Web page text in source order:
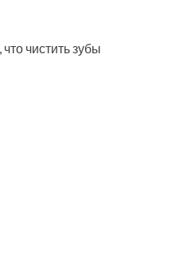
чистить зубы